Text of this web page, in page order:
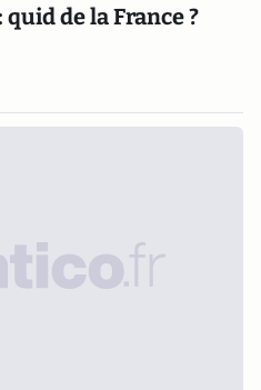
de la France ?